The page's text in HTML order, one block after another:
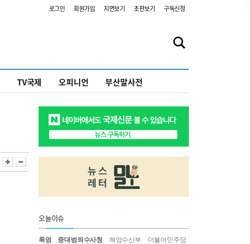
로그인 회원가입 지면보기 초판보기 구독신청
TV국제 오피니언 부산말사전
오늘이슈
폭염 중대범죄수사청 해양수산부
더불어민주당